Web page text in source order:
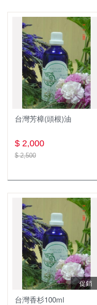
台灣芳樟(頭根)油
$ 2,000
$ 2,500
促銷
台灣香杉100ml